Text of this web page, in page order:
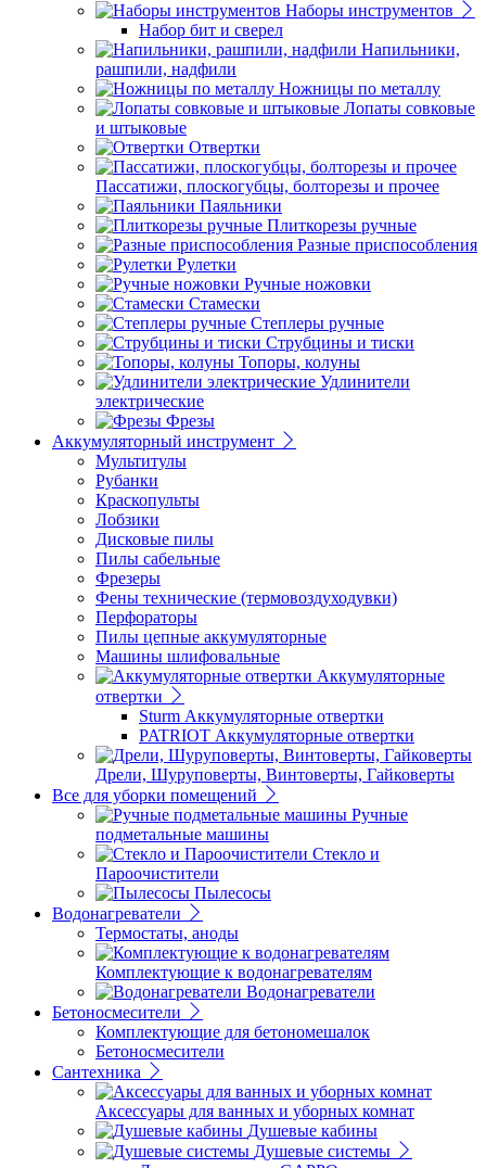
Наборы инструментов
Набор бит и сверел
Напильники,
рашпили, надфили
Ножницы по металлу
Лопаты совковые
и штыковые
Отвертки
Пассатижи, плоскогубцы, болторезы и прочее
Паяльники
Плиткорезы ручные
Разные приспособления
Рулетки
Ручные ножовки
Стамески
Степлеры ручные
Струбцины и тиски
Топоры, колуны
Удлинители
электрические
Фрезы
Аккумуляторный инструмент
Мультитулы
Рубанки
Краскопульты
Лобзики
Дисковые пилы
Пилы сабельные
Фрезеры
Фены технические (термовоздуходувки)
Перфораторы
Пилы цепные аккумуляторные
Машины шлифовальные
Аккумуляторные
отвертки
Sturm Аккумуляторные отвертки
PATRIOT Аккумуляторные отвертки
Дрели, Шуруповерты, Винтоверты, Гайковерты
Все для уборки помещений
Ручные
подметальные машины
Стекло и
Пароочистители
Пылесосы
Водонагреватели
Термостаты, аноды
Комплектующие к водонагревателям
Водонагреватели
Бетоносмесители
Комплектующие для бетономешалок
Бетоносмесители
Сантехника
Аксессуары для ванных и уборных комнат
Душевые кабины
Душевые системы